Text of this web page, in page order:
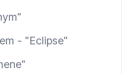
- "Eclipse"